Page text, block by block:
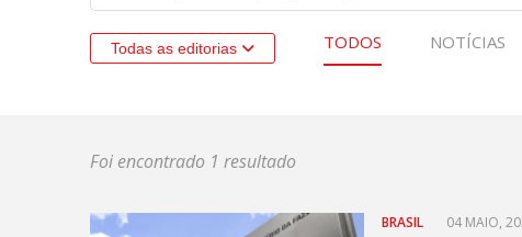
Todas as editorias TODOS NOTÍCIAS
Foi encontrado 1 resultado
BRASIL 04 MAIO,